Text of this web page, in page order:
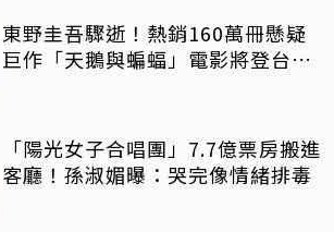
東野圭吾驟逝！熱銷160萬冊懸疑
巨作「天鵝與蝙蝠」電影將登台上
「陽光女子合唱團」7.7億票房搬進
客廳！孫淑媚曝：哭完像情緒排毒